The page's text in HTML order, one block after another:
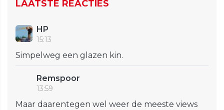
LAATSTE REACTIES
HP
15:13
Simpelweg een glazen kin.
Remspoor
13:59
Maar daarentegen wel weer de meeste views